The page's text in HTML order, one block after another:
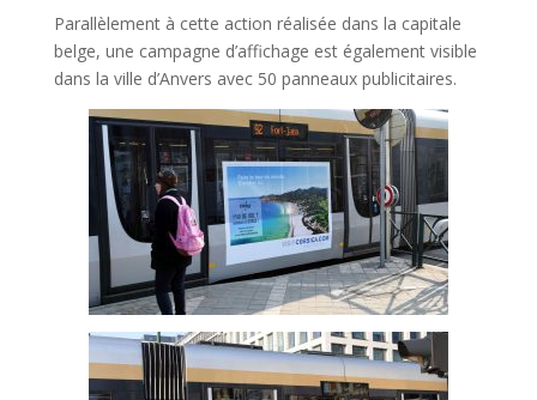
Parallèlement à cette action réalisée dans la capitale
belge, une campagne d’affichage est également visible
dans la ville d’Anvers avec 50 panneaux publicitaires.